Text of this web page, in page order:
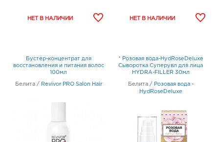
Бустер-концентрат для
восстановления и питания волос
100мл
Белита / Revivor PRO Salon Hair
* Розовая вода-HydRoseDeluxe
Сыворотка Суперувл для лица
HYDRA-FILLER 30мл
Белита / Розовая вода -
HydRoseDeluxe